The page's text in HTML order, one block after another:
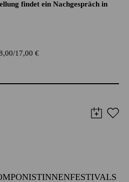
findet ein Nachgespräch in
17,00€